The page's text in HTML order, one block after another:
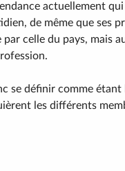
actuellement
de même que ses
celle du pays, mais
se définir comme étant
les différents